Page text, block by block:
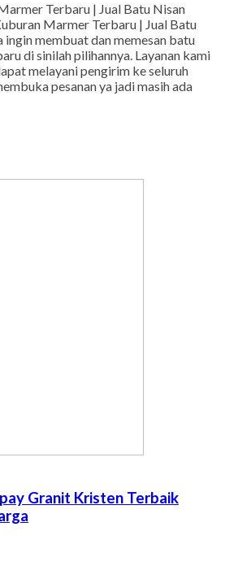
Terbaru | Jual Batu Nisan
Marmer Terbaru | Jual Batu
ingin membuat dan memesan batu
di sinilah pilihannya. Layanan kami
melayani pengirim ke seluruh
pesanan ya jadi masih ada
Granit Kristen Terbaik